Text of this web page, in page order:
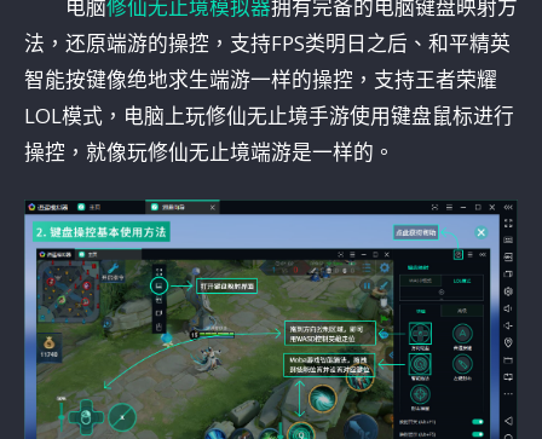
电脑修仙无止境模拟器拥有完备的电脑键盘映射方
法，还原端游的操控，支持FPS类明日之后、和平精英
智能按键像绝地求生端游一样的操控，支持王者荣耀
LOL模式，电脑上玩修仙无止境手游使用键盘鼠标进行
操控，就像玩修仙无止境端游是一样的。